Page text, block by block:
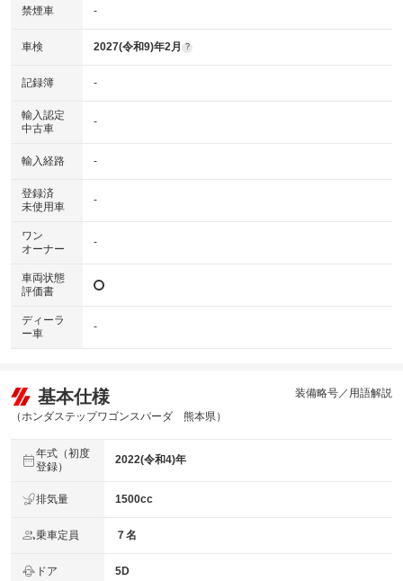
禁煙車 -
車検 2027(令和9)年2月 ?
記録簿 -
輸入認定
中古車
-
輸入経路 -
登録済
未使用車
-
ワン
オーナー
-
車両状態
評価書
ディーラ
ー車
-
基本仕様
（ホンダステップワゴンスパーダ 熊本県）
装備略号／用語解説
年式（初度
登録）
2022(令和4)年
排気量 1500cc
乗車定員 ７名
ドア 5D